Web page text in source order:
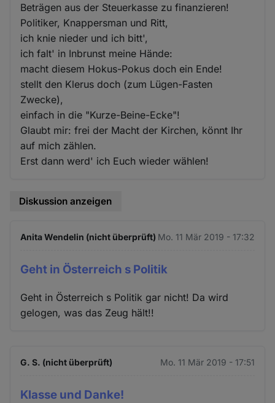
Beträgen aus der Steuerkasse zu finanzieren!
Politiker, Knappersman und Ritt,
ich knie nieder und ich bitt',
ich falt' in Inbrunst meine Hände:
macht diesem Hokus-Pokus doch ein Ende!
stellt den Klerus doch (zum Lügen-Fasten
Zwecke),
einfach in die "Kurze-Beine-Ecke"!
Glaubt mir: frei der Macht der Kirchen, könnt Ihr
auf mich zählen.
Erst dann werd' ich Euch wieder wählen!
Diskussion anzeigen
Anita Wendelin (nicht überprüft) Mo. 11 Mär 2019 - 17:32
Geht in Österreich s Politik
Geht in Österreich s Politik gar nicht! Da wird
gelogen, was das Zeug hält!!
G. S. (nicht überprüft) Mo. 11 Mär 2019 - 17:51
Klasse und Danke!